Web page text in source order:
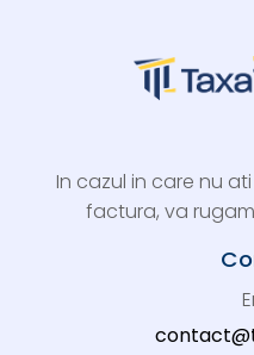
In cazul in care nu
factura, va